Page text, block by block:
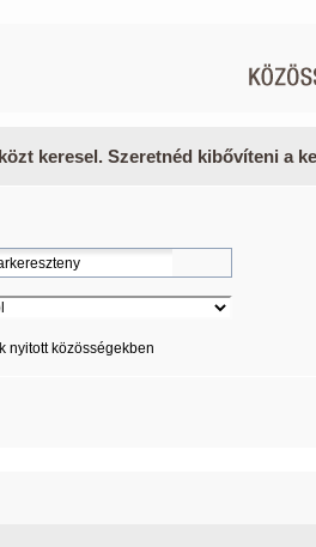
keresel. Szeretnéd kibővíteni a
nyitott közösségekben